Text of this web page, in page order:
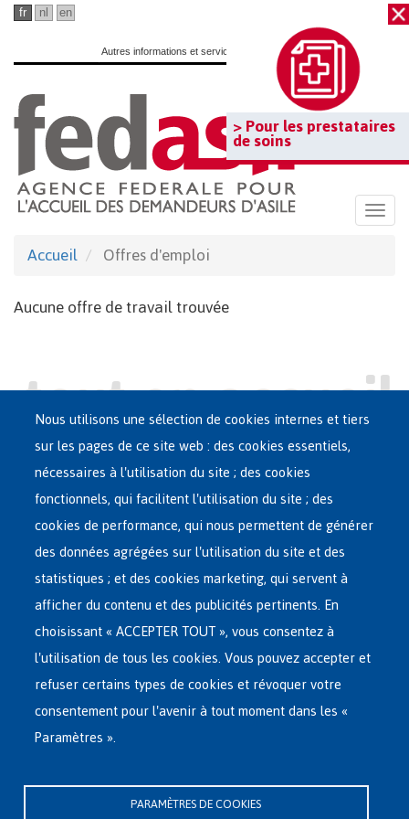
Passer
contenu
principal
> Pour les prestataires
de soins
fr nl en
Autres informations et services officiels :www.belgium.be
Accueil
Offres d'emploi
Aucune offre de travail trouvée
Main
French
Menu
ASILE EN BELGIQUE
RÉSEAU D'ACCUEIL
RETOUR VOLONTAIRE
INTERNATIONAL
À PROPOS DE FEDASIL
Rue des Chartreux 21 , 1000 Bruxelles
Nous utilisons une sélection de cookies internes et tiers
sur les pages de ce site web : des cookies essentiels,
nécessaires à l'utilisation du site ; des cookies
fonctionnels, qui facilitent l'utilisation du site ; des
cookies de performance, qui nous permettent de générer
des données agrégées sur l'utilisation du site et des
statistiques ; et des cookies marketing, qui servent à
afficher du contenu et des publicités pertinents. En
choisissant « ACCEPTER TOUT », vous consentez à
l'utilisation de tous les cookies. Vous pouvez accepter et
refuser certains types de cookies et révoquer votre
consentement pour l'avenir à tout moment dans les «
Paramètres ».
PARAMÈTRES DE COOKIES